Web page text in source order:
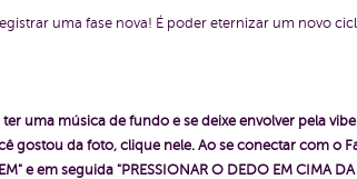
uma fase nova! É poder eternizar um novo
uma música de fundo e se deixe envolver pela
gostou da foto, clique nele. Ao se conectar com o
e em seguida "PRESSIONAR O DEDO EM CIMA